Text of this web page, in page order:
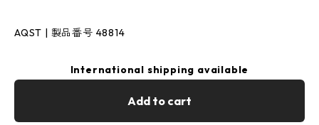
AQST | 製品番号 48814
International shipping available
Add to cart